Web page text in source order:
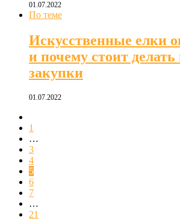
01.07.2022
По теме
Искусственные елки
и почему стоит
закупки
01.07.2022
1
…
3
4
5
6
7
…
21